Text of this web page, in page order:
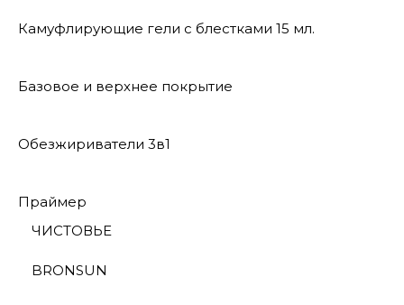
Камуфлирующие гели с блестками 15 мл.
Базовое и верхнее покрытие
Обезжириватели 3в1
Праймер
ЧИСТОВЬЕ
BRONSUN